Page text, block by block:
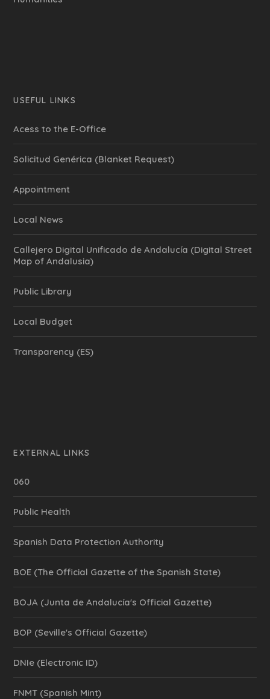
USEFUL LINKS
Acess to the E-Office
Solicitud Genérica (Blanket Request)
Appointment
Local News
Callejero Digital Unificado de Andalucía (Digital Street
Map of Andalusia)
Public Library
Local Budget
Transparency (ES)
EXTERNAL LINKS
060
Public Health
Spanish Data Protection Authority
BOE (The Official Gazette of the Spanish State)
BOJA (Junta de Andalucía's Official Gazette)
BOP (Seville's Official Gazette)
DNIe (Electronic ID)
FNMT (Spanish Mint)